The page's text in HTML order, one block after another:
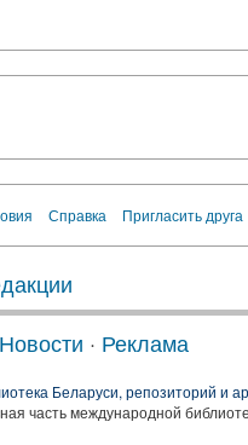
Справка Пригласить друга
Новости · Реклама
Беларуси, репозиторий и
часть международной